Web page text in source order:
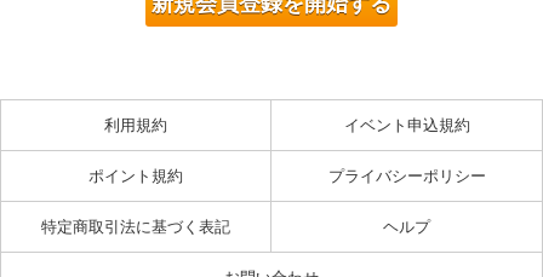
利用規約 イベント申込規約
ポイント規約 プライバシーポリシー
特定商取引法に基づく表記 ヘルプ